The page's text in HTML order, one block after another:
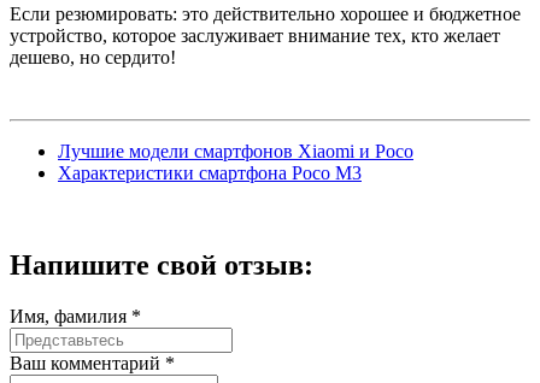
Если резюмировать: это действительно хорошее и бюджетное
устройство, которое заслуживает внимание тех, кто желает
дешево, но сердито!
Лучшие модели смартфонов Xiaomi и Poco
Характеристики смартфона Poco M3
Напишите свой отзыв:
Имя, фамилия *
Ваш комментарий *